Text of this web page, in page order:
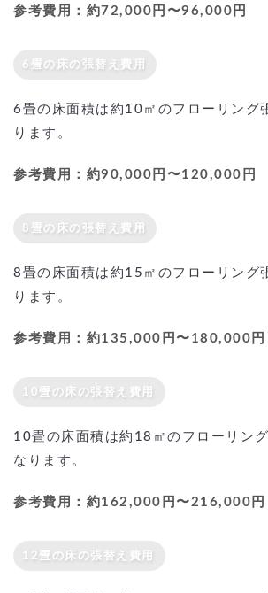
参考費用：約72,000円〜96,000円
6畳の床の張替え費用
6畳の床面積は約10㎡のフローリング
ります。
参考費用：約90,000円〜120,000円
8畳の床の張替え費用
8畳の床面積は約15㎡のフローリング
ります。
参考費用：約135,000円〜180,000円
10畳の床の張替え費用
10畳の床面積は約18㎡のフローリン
なります。
参考費用：約162,000円〜216,000円
12畳の床の張替え費用